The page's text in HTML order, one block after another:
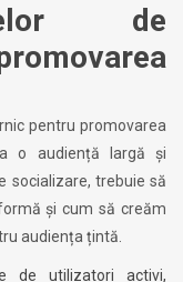
de
pentru promovarea
o audiență largă și
socializare, trebuie să
și cum să creăm
audiența țintă.
de utilizatori activi,